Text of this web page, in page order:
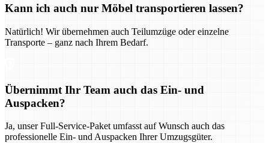
Kann ich auch nur Möbel transportieren lassen?
Natürlich! Wir übernehmen auch Teilumzüge oder einzelne
Transporte – ganz nach Ihrem Bedarf.
Übernimmt Ihr Team auch das Ein- und
Auspacken?
Ja, unser Full-Service-Paket umfasst auf Wunsch auch das
professionelle Ein- und Auspacken Ihrer Umzugsgüter.